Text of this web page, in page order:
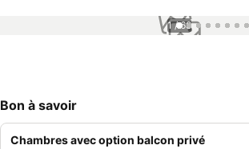
1 / 68
Bon à savoir
Chambres avec option balcon privé